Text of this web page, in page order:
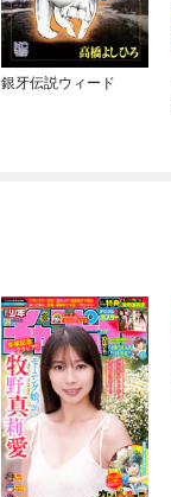
銀牙伝説ウィード